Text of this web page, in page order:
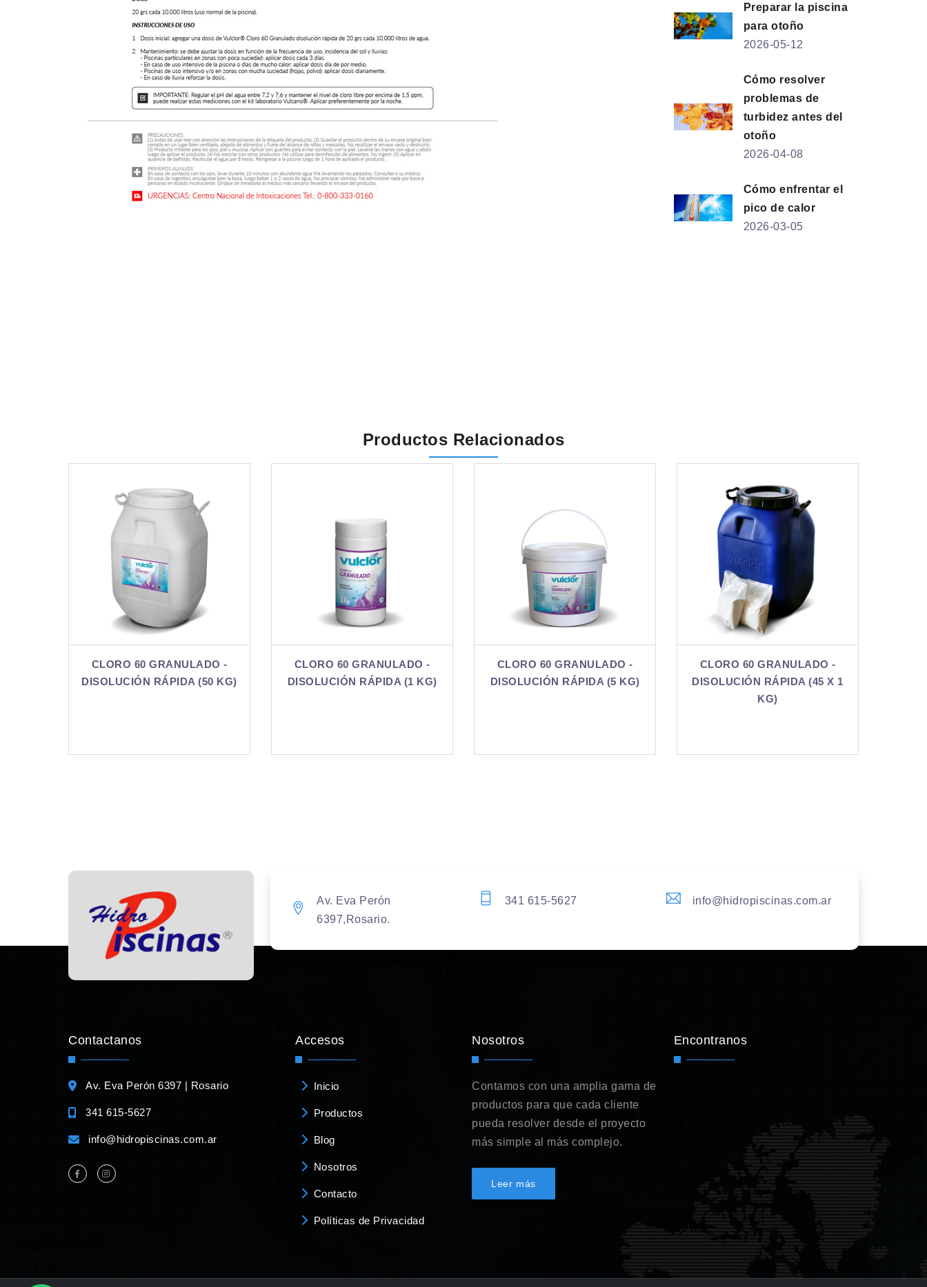
Preparar la piscina
para otoño
2026-05-12
Cómo resolver
problemas de
turbidez antes del
otoño
2026-04-08
Cómo enfrentar el
pico de calor
2026-03-05
Productos Relacionados
CLORO 60 GRANULADO -
DISOLUCIÓN RÁPIDA (1 KG)
CLORO 60 GRANULADO -
DISOLUCIÓN RÁPIDA (5 KG)
CLORO 60 GRANULADO -
DISOLUCIÓN RÁPIDA (45 X 1
CLORO 60 GRANULADO -
DISOLUCIÓN RÁPIDA (50 KG)
Av. Eva Perón
6397,Rosario.
341 615-5627 info@hidropiscinas.com.ar
Contactanos
Av. Eva Perón 6397 | Rosario
341 615-5627
info@hidropiscinas.com.ar
Accesos
Inicio
Productos
Blog
Nosotros
Contacto
Políticas de Privacidad
Nosotros
Contamos con una amplia gama de
productos para que cada cliente
pueda resolver desde el proyecto
más simple al más complejo.
Leer más
Encontranos